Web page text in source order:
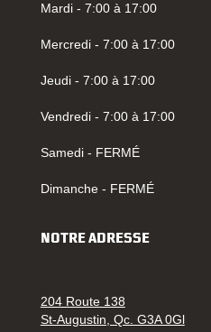
Mardi - 7:00 à 17:00
Mercredi - 7:00 à 17:00
Jeudi - 7:00 à 17:00
Vendredi - 7:00 à 17:00
Samedi - FERMÉ
Dimanche - FERMÉ
NOTRE ADRESSE
204 Route 138
St-Augustin, Qc. G3A 0Gl